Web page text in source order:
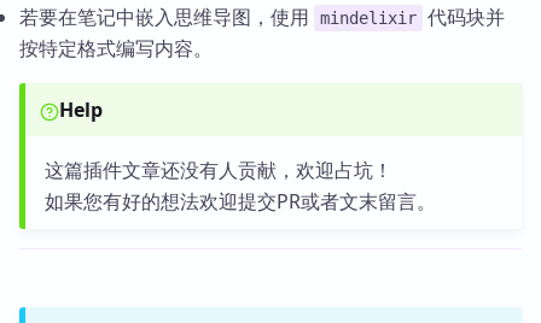
若要在笔记中嵌入思维导图，使用
mindelixir 代码块并
按特定格式编写内容。
Help
这篇插件文章还没有人贡献，欢迎占坑！
如果您有好的想法欢迎提交PR或者文末留言。